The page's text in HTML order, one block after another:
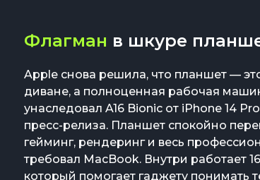
Флагман в шкуре
Apple снова решила, что планшет —
диване, а полноценная рабочая
унаследовал A16 Bionic от iPhone 14
пресс-релиза. Планшет спокойно
гейминг, рендеринг и весь
требовал MacBook. Внутри работает
который помогает гаджету понимать